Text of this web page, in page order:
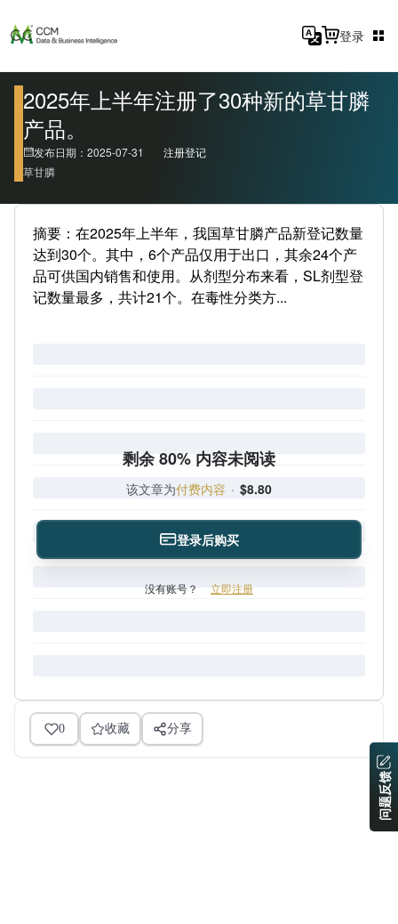
登录
2025年上半年注册了30种新的草甘膦
产品。
发布日期：2025-07-31
注册登记
草甘膦
摘要：在2025年上半年，我国草甘膦产品新登记数量
达到30个。其中，6个产品仅用于出口，其余24个产
品可供国内销售和使用。从剂型分布来看，SL剂型登
记数量最多，共计21个。在毒性分类方...
剩余 80% 内容未阅读
该文章为付费内容 · $8.80
登录后购买
没有账号？ 立即注册
0 收藏 分享
问题反馈